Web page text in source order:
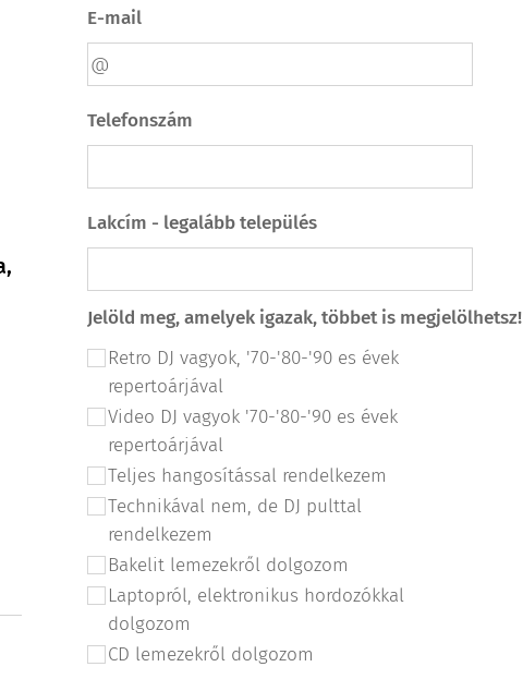
E-mail
Telefonszám
Lakcím - legalább település
Jelöld meg, amelyek igazak, többet is megjelölhetsz!
Retro DJ vagyok, '70-'80-'90 es évek
repertoárjával
Video DJ vagyok '70-'80-'90 es évek
repertoárjával
Teljes hangosítással rendelkezem
Technikával nem, de DJ pulttal
rendelkezem
Bakelit lemezekről dolgozom
Laptopról, elektronikus hordozókkal
dolgozom
CD lemezekről dolgozom